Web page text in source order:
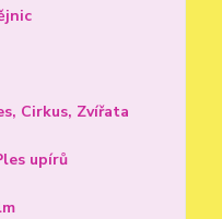
Cirkus, Zvířata
upírů